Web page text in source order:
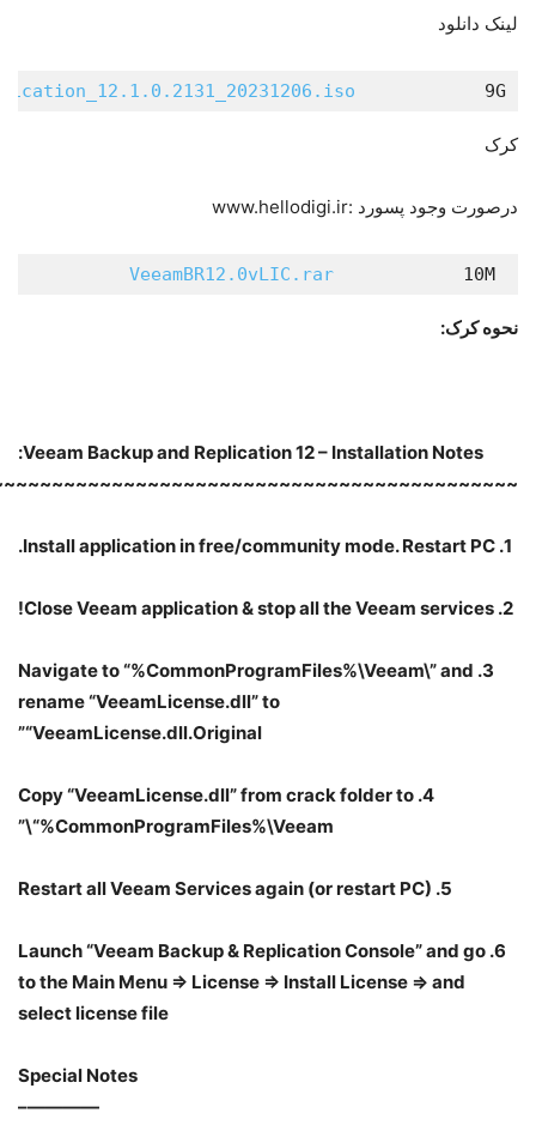
لینک دانلود
            9G
کرک
درصورت وجود پسورد :www.hellodigi.ir
VeeamBR12.0vLIC.rar
            10M
نحوه کرک:
Veeam Backup and Replication 12 – Installation Notes:
1. Install application in free/community mode. Restart PC.
2. Close Veeam application & stop all the Veeam services!
3. Navigate to “%CommonProgramFiles%\Veeam\” and
rename “VeeamLicense.dll” to
“VeeamLicense.dll.Original”
4. Copy “VeeamLicense.dll” from crack folder to
“%CommonProgramFiles%\Veeam\”
5. Restart all Veeam Services again (or restart PC)
6. Launch “Veeam Backup & Replication Console” and go
to the Main Menu => License => Install License => and
select license file
Special Notes
————–